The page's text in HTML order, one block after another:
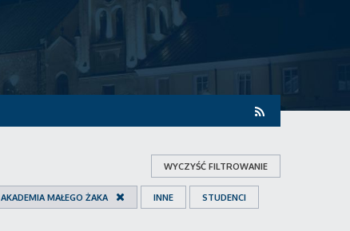
WYCZYŚĆ FILTROWANIE
AKADEMIA MAŁEGO ŻAKA INNE STUDENCI